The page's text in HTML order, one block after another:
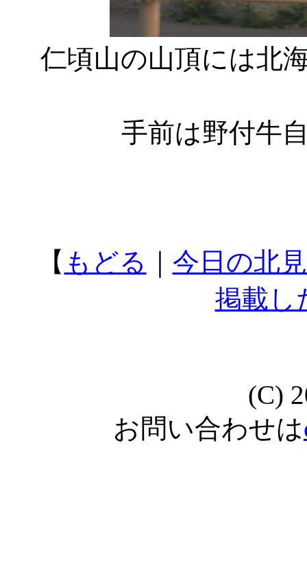
仁頃山の山頂には北
手前は野付牛
【 もどる
今日の北
掲載し
(C)
お問い合わせは